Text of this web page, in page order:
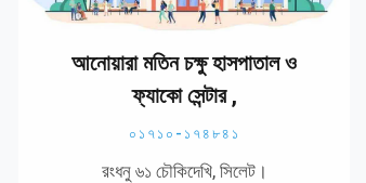
আনোয়ারা মতিন চক্ষু হাসপাতাল ও
ফ্যাকো সেন্টার ,
০১৭১০-১৭৪৮৪১
রংধনু ৬১ চৌকিদেখি, সিলেট।